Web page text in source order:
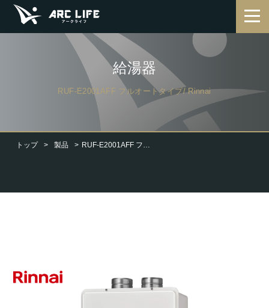
トップ 製品 RUF-E2001AFF フルオートタイプ
給湯器
RUF-E2001AFF フルオートタイプ/ Rinnai